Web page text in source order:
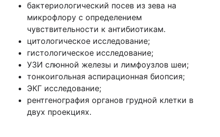
бактериологический посев из зева на
микрофлору с определением
чувствительности к антибиотикам.
цитологическое исследование;
гистологическое исследование;
УЗИ слюнной железы и лимфоузлов шеи;
тонкоигольная аспирационная биопсия;
ЭКГ исследование;
рентгенография органов грудной клетки в
двух проекциях.